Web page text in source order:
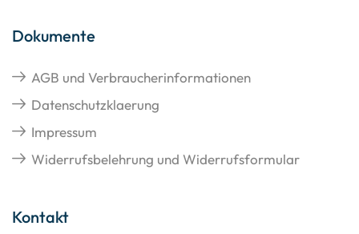
Dokumente
AGB und Verbraucherinformationen
Datenschutzklaerung
Impressum
Widerrufsbelehrung und Widerrufsformular
Kontakt